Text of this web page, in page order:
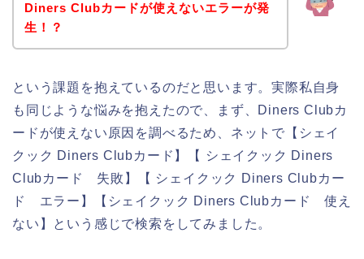
Diners Clubカードが使えないエラーが発
生！？
という課題を抱えているのだと思います。実際私自身
も同じような悩みを抱えたので、まず、Diners Clubカ
ードが使えない原因を調べるため、ネットで【シェイ
クック Diners Clubカード】【 シェイクック Diners
Clubカード 失敗】【 シェイクック Diners Clubカー
ド エラー】【シェイクック Diners Clubカード 使え
ない】という感じで検索をしてみました。